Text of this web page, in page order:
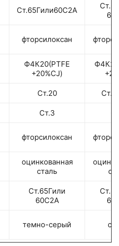
Ст.65Гили60С2А
фторсилоксан
Ф4К20(РТFЕ
+20%CJ)
Ст.20
Ст.3
фторсилоксан
оцинкованная
сталь
Ст.65Гили
60С2А
темно-серый